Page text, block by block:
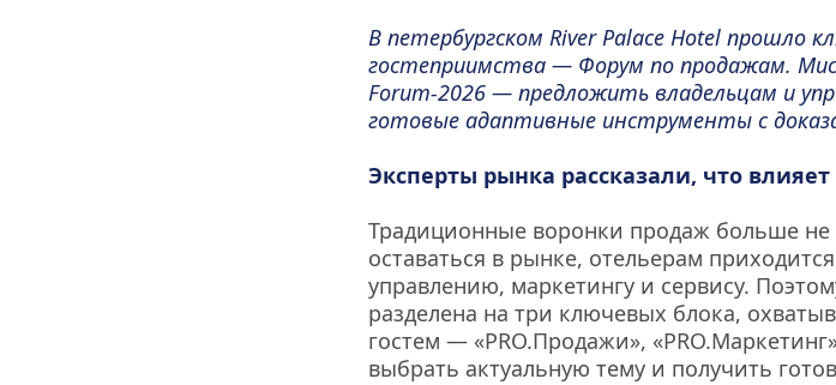
В петербургском River Palace Hotel прошло
гостеприимства — Форум по продажам.
Forum-2026 — предложить владельцам и
готовые адаптивные инструменты с
Эксперты рынка рассказали, что
Традиционные воронки продаж больше
оставаться в рынке, отельерам
управлению, маркетингу и сервису.
разделена на три ключевых блока,
гостем — «PRO.Продажи»,
выбрать актуальную тему и получить